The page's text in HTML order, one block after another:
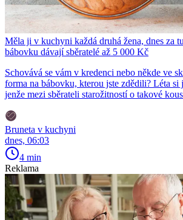
Měla ji v kuchyni každá druhá žena, dnes za
bábovku dávají sběratelé až 5 000 Kč
Schovává se vám v kredenci nebo někde ve
forma na bábovku, kterou jste zdědili? Léta si
jenže mezi sběrateli starožitností o takové
Bruneta v kuchyni
dnes, 06:03
4 min
Reklama